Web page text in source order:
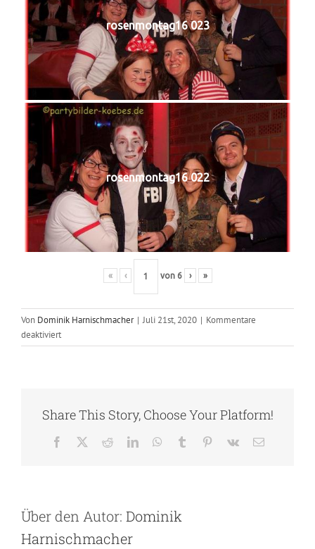
rosenmontag16 023
rosenmontag16 022
« ‹ von 6 › »
Von Dominik Harnischmacher | Juli 21st, 2020 | Kommentare
deaktiviertfür
2016
Share This Story, Choose Your Platform!
Facebook RedditLinkedInWhatsApp
Tumblr Pinterest
Vk
E-
Über den Autor: Dominik
Harnischmacher